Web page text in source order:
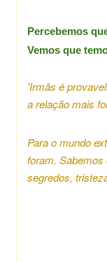
Percebemos
Vemos que
'Irmãs é
a relação mais
Para o mundo
foram. Sabemos
segredos,